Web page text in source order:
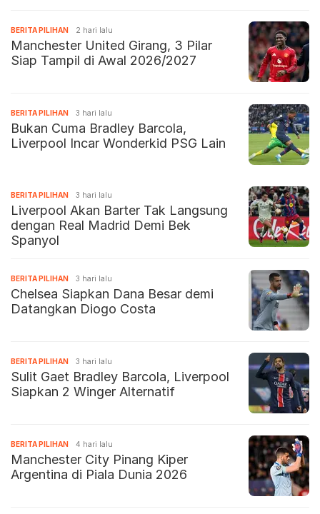
BERITA PILIHAN 2 hari lalu
Manchester United Girang, 3 Pilar
Siap Tampil di Awal 2026/2027
BERITA PILIHAN 3 hari lalu
Bukan Cuma Bradley Barcola,
Liverpool Incar Wonderkid PSG Lain
BERITA PILIHAN 3 hari lalu
Liverpool Akan Barter Tak Langsung
dengan Real Madrid Demi Bek
Spanyol
BERITA PILIHAN 3 hari lalu
Chelsea Siapkan Dana Besar demi
Datangkan Diogo Costa
BERITA PILIHAN 3 hari lalu
Sulit Gaet Bradley Barcola, Liverpool
Siapkan 2 Winger Alternatif
BERITA PILIHAN 4 hari lalu
Manchester City Pinang Kiper
Argentina di Piala Dunia 2026